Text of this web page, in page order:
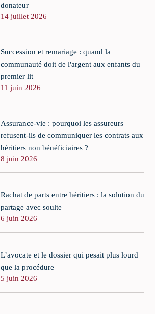
donateur
14 juillet 2026
Succession et remariage : quand la
communauté doit de l'argent aux enfants du
premier lit
11 juin 2026
Assurance-vie : pourquoi les assureurs
refusent-ils de communiquer les contrats aux
héritiers non bénéficiaires ?
8 juin 2026
Rachat de parts entre héritiers : la solution du
partage avec soulte
6 juin 2026
L’avocate et le dossier qui pesait plus lourd
que la procédure
5 juin 2026